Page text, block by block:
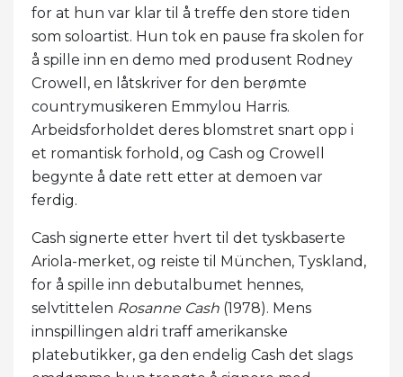
for at hun var klar til å treffe den store tiden
som soloartist. Hun tok en pause fra skolen for
å spille inn en demo med produsent Rodney
Crowell, en låtskriver for den berømte
countrymusikeren Emmylou Harris.
Arbeidsforholdet deres blomstret snart opp i
et romantisk forhold, og Cash og Crowell
begynte å date rett etter at demoen var
ferdig.
Cash signerte etter hvert til det tyskbaserte
Ariola-merket, og reiste til München, Tyskland,
for å spille inn debutalbumet hennes,
selvtittelen Rosanne Cash (1978). Mens
innspillingen aldri traff amerikanske
platebutikker, ga den endelig Cash det slags